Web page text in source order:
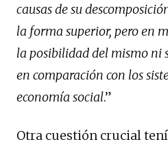
causas de su
la forma superior, pero en
la posibilidad del mismo ni
en comparación con los
economía social.”
Otra cuestión crucial